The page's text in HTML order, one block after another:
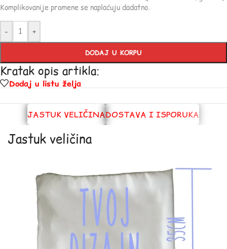
Komplikovanije promene se naplaćuju dadatno.
- +
DODAJ U KORPU
Kratak opis artikla:
Dodaj u listu želja
JASTUK VELIČINADOSTAVA I ISPORUKA
Jastuk veličina